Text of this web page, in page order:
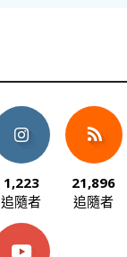
1,223
追隨者
21,896
追隨者